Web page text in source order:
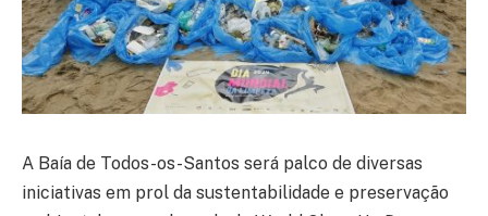
A Baía de Todos-os-Santos será palco de diversas
iniciativas em prol da sustentabilidade e preservação